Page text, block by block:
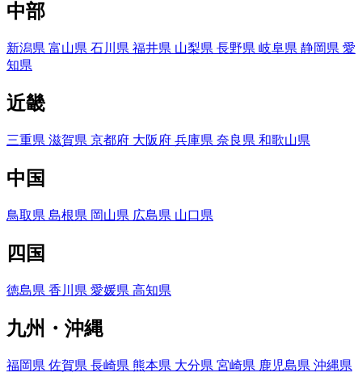
中部
新潟県 富山県 石川県 福井県 山梨県 長野県 岐阜県 静岡県 愛
知県
近畿
三重県 滋賀県 京都府 大阪府 兵庫県 奈良県 和歌山県
中国
鳥取県 島根県 岡山県 広島県 山口県
四国
徳島県 香川県 愛媛県 高知県
九州・沖縄
福岡県 佐賀県 長崎県 熊本県 大分県 宮崎県 鹿児島県 沖縄県